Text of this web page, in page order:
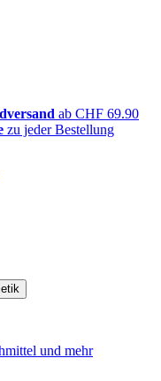
ab CHF 69.90
zu jeder Bestellung
und mehr